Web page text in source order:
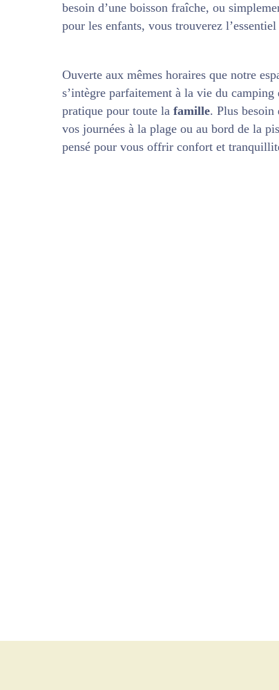
besoin d’une boisson fraîche, ou
pour les enfants, vous trouverez
Ouverte aux mêmes horaires que notre
s’intègre parfaitement à la vie du
pratique pour toute la famille. Plus
vos journées à la plage ou au bord de la
pensé pour vous offrir confort et